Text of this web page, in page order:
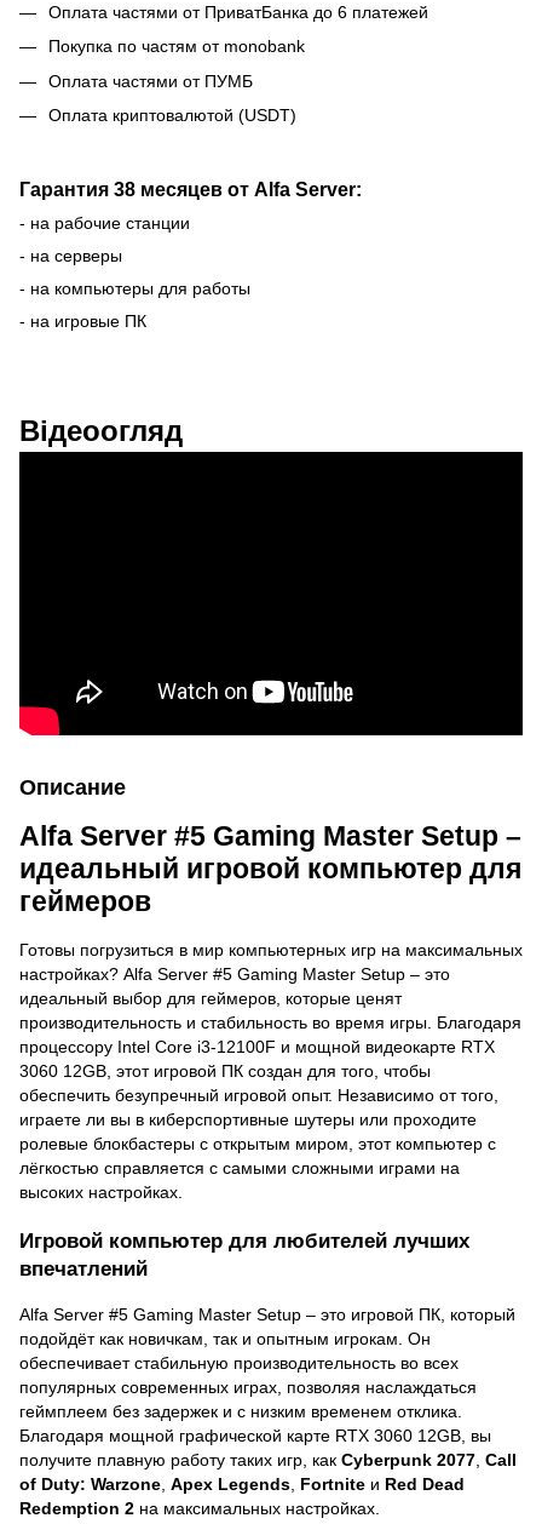
Оплата частями от ПриватБанка до 6 платежей
Покупка по частям от monobank
Оплата частями от ПУМБ
Оплата криптовалютой (USDT)
Гарантия 38 месяцев от Alfa Server:
- на рабочие станции
- на серверы
- на компьютеры для работы
- на игровые ПК
Відеоогляд
Описание
Alfa Server #5 Gaming Master Setup –
идеальный игровой компьютер для
геймеров
Готовы погрузиться в мир компьютерных игр на максимальных
настройках? Alfa Server #5 Gaming Master Setup – это
идеальный выбор для геймеров, которые ценят
производительность и стабильность во время игры. Благодаря
процессору Intel Core i3-12100F и мощной видеокарте RTX
3060 12GB, этот игровой ПК создан для того, чтобы
обеспечить безупречный игровой опыт. Независимо от того,
играете ли вы в киберспортивные шутеры или проходите
ролевые блокбастеры с открытым миром, этот компьютер с
лёгкостью справляется с самыми сложными играми на
высоких настройках.
Игровой компьютер для любителей лучших
впечатлений
Alfa Server #5 Gaming Master Setup – это игровой ПК, который
подойдёт как новичкам, так и опытным игрокам. Он
обеспечивает стабильную производительность во всех
популярных современных играх, позволяя наслаждаться
геймплеем без задержек и с низким временем отклика.
Благодаря мощной графической карте RTX 3060 12GB, вы
получите плавную работу таких игр, как Cyberpunk 2077 Call
of Duty: Warzone Apex Legends Fortnite и Red Dead
Redemption 2 на максимальных настройках.